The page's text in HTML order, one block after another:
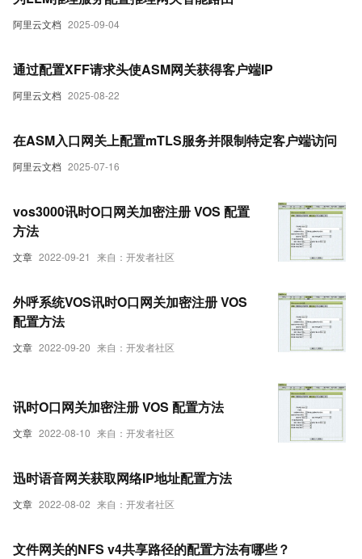
阿里云文档 2025-09-04
阿里云文档 2025-08-22
通过配置XFF请求头使ASM网关获得客户端IP
阿里云文档 2025-07-16
在ASM入口网关上配置mTLS服务并限制特定客户端访问
文章 2022-09-21 来自：开发者社区
vos3000讯时O口网关加密注册 VOS 配置
方法
文章 2022-09-20 来自：开发者社区
外呼系统VOS讯时O口网关加密注册 VOS
配置方法
文章 2022-08-10 来自：开发者社区
讯时O口网关加密注册 VOS 配置方法
文章 2022-08-02 来自：开发者社区
迅时语音网关获取网络IP地址配置方法
文件网关的NFS v4共享路径的配置方法有哪些？